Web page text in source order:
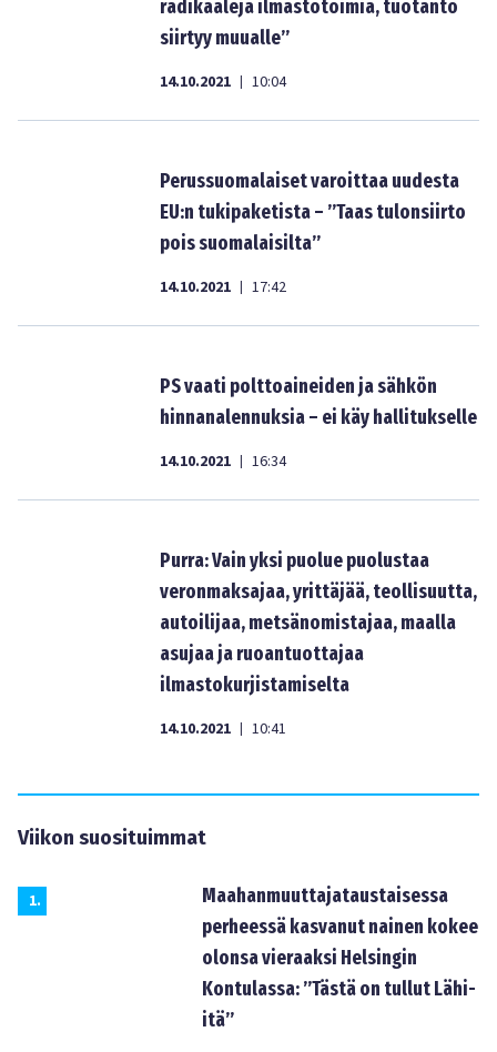
radikaaleja ilmastotoimia, tuotanto
siirtyy muualle”
14.10.2021 | 10:04
Perussuomalaiset varoittaa uudesta
EU:n tukipaketista – ”Taas tulonsiirto
pois suomalaisilta”
14.10.2021 | 17:42
PS vaati polttoaineiden ja sähkön
hinnanalennuksia – ei käy hallitukselle
14.10.2021 | 16:34
Purra: Vain yksi puolue puolustaa
veronmaksajaa, yrittäjää, teollisuutta,
autoilijaa, metsänomistajaa, maalla
asujaa ja ruoantuottajaa
ilmastokurjistamiselta
14.10.2021 | 10:41
Viikon suosituimmat
1.
Maahanmuuttajataustaisessa
perheessä kasvanut nainen kokee
olonsa vieraaksi Helsingin
Kontulassa: ”Tästä on tullut Lähi-
itä”